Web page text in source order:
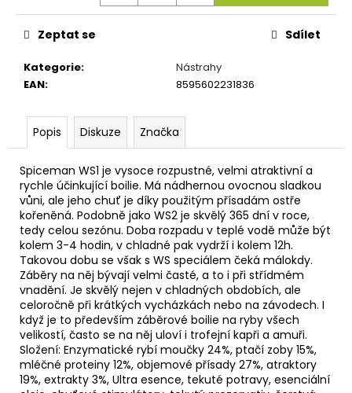
Kategorie:
Nástrahy
EAN: 8595602231836
Zeptat se Sdílet
Popis Diskuze Značka
Spiceman WS1 je vysoce rozpustné, velmi atraktivní a
rychle účinkující boilie. Má nádhernou ovocnou sladkou
vůni, ale jeho chuť je díky použitým přísadám ostře
kořeněná. Podobně jako WS2 je skvělý 365 dní v roce,
tedy celou sezónu. Doba rozpadu v teplé vodě může být
kolem 3-4 hodin, v chladné pak vydrží i kolem 12h.
Takovou dobu se však s WS speciálem čeká málokdy.
Záběry na něj bývají velmi časté, a to i při střídmém
vnadění. Je skvělý nejen v chladných obdobích, ale
celoročně při krátkých vycházkách nebo na závodech. I
když je to především záběrové boilie na ryby všech
velikostí, často se na něj uloví i trofejní kapři a amuři.
Složení: Enzymatické rybí moučky 24%, ptačí zoby 15%,
mléčné proteiny 12%, objemové přísady 27%, atraktory
19%, extrakty 3%, Ultra esence, tekuté potravy, esenciální
CUKK
PUFFI
FOUKANÝ
CHLEBA-
67